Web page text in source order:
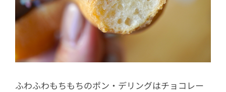
ふわふわもちもちのポン・デリングはチョコレー